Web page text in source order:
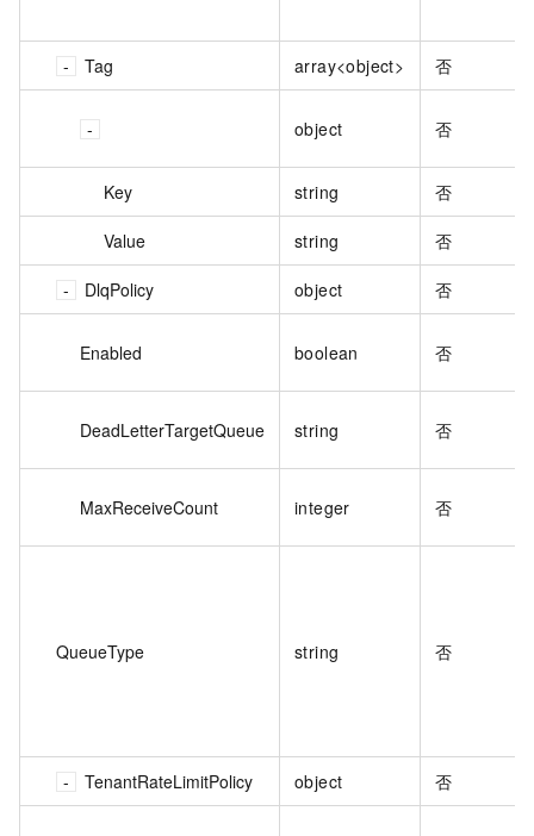
Tag array<object> 否
object 否
Key string 否
Value string 否
DlqPolicy object 否
Enabled boolean 否
DeadLetterTargetQueue string 否
MaxReceiveCount integer 否
QueueType string 否
TenantRateLimitPolicy object 否